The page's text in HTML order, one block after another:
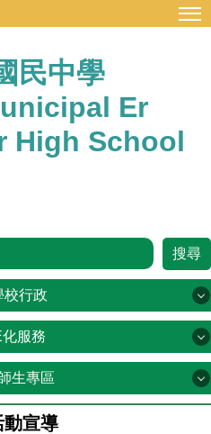
民中學
Er
High School
搜尋
校行政
校行政
化服務
化服務
生專區
生專區
動宣導